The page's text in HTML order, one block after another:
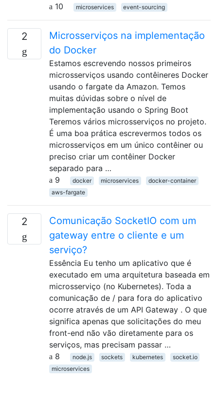
10
microservices event-sourcing
2
Microsserviços na implementação
do Docker
Estamos escrevendo nossos primeiros
microsserviços usando contêineres Docker
usando o fargate da Amazon. Temos
muitas dúvidas sobre o nível de
implementação usando o Spring Boot
Teremos vários microsserviços no projeto.
É uma boa prática escrevermos todos os
microsserviços em um único contêiner ou
preciso criar um contêiner Docker
separado para …
9
docker microservices
docker-container
aws-fargate
2
Comunicação SocketIO com um
gateway entre o cliente e um
serviço?
Essência Eu tenho um aplicativo que é
executado em uma arquitetura baseada em
microsserviço (no Kubernetes). Toda a
comunicação de / para fora do aplicativo
ocorre através de um API Gateway . O que
significa apenas que solicitações do meu
front-end não vão diretamente para os
serviços, mas precisam passar …
8
node.js sockets kubernetes
socket.io
microservices